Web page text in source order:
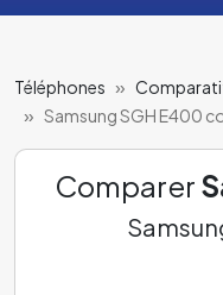
Téléphones
Samsung SGH E400
Comparer